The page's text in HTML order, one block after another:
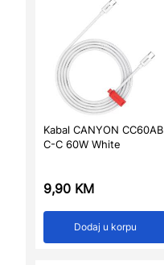
Kabal CANYON CC60AB
C-C 60W White
9,90 KM
Dodaj u korpu